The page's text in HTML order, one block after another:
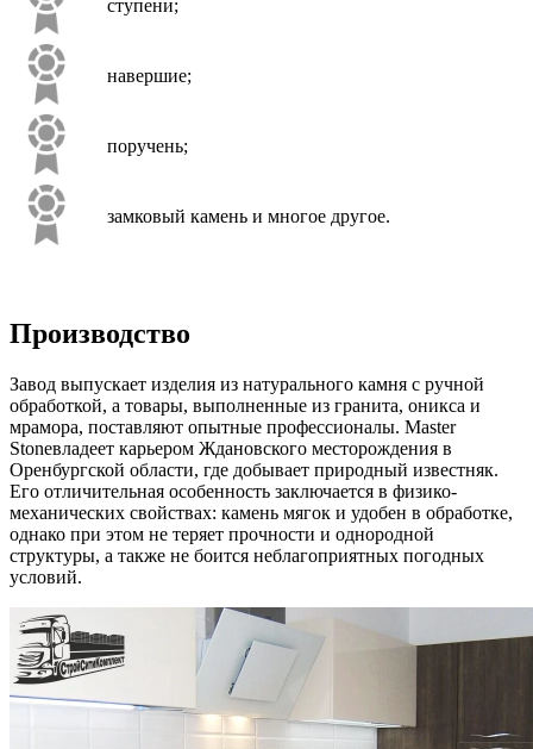
ступени;
навершие;
поручень;
замковый камень и многое другое.
Производство
Завод выпускает изделия из натурального камня с ручной
обработкой, а товары, выполненные из гранита, оникса и
мрамора, поставляют опытные профессионалы. Master
Stoneвладеет карьером Ждановского месторождения в
Оренбургской области, где добывает природный известняк.
Его отличительная особенность заключается в физико-
механических свойствах: камень мягок и удобен в обработке,
однако при этом не теряет прочности и однородной
структуры, а также не боится неблагоприятных погодных
условий.